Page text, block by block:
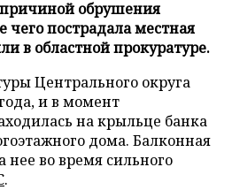
обрушения
чего пострадала местная
в областной прокуратуре.
Центрального округа
и в момент
на крыльце банка
дома. Балконная
во время сильного
.